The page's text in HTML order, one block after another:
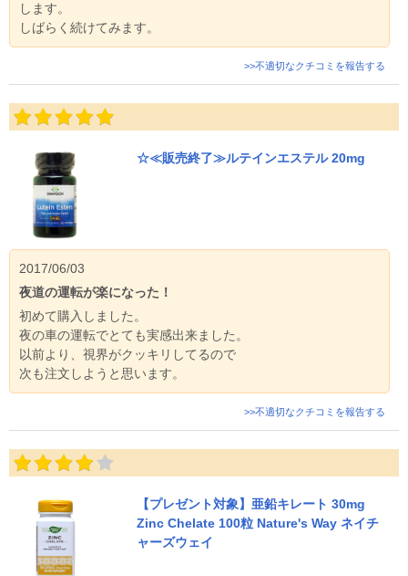
します。
しばらく続けてみます。
>>不適切なクチコミを報告する
☆≪販売終了≫ルテインエステル 20mg
2017/06/03
夜道の運転が楽になった！
初めて購入しました。
夜の車の運転でとても実感出来ました。
以前より、視界がクッキリしてるので
次も注文しようと思います。
>>不適切なクチコミを報告する
【プレゼント対象】亜鉛キレート 30mg
Zinc Chelate 100粒 Nature's Way ネイチ
ャーズウェイ